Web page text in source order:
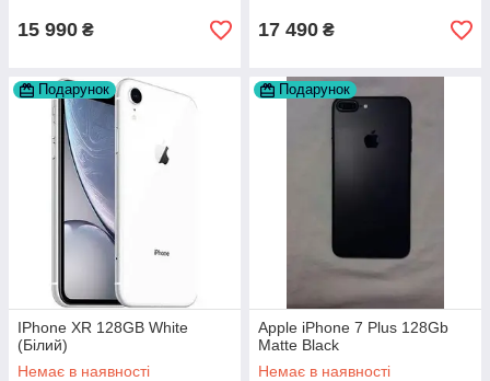
15 990 ₴ 17 490 ₴
Подарунок
IPhone XR 128GB White
(Білий)
Немає в наявності
Подарунок
Apple iPhone 7 Plus 128Gb
Matte Black
Немає в наявності